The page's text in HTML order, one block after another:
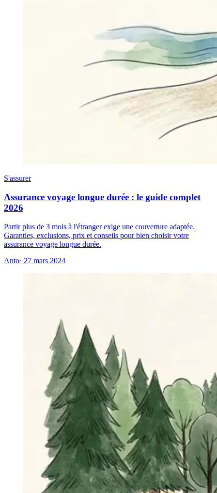
S'assurer
Assurance voyage longue durée : le guide complet
2026
Partir plus de 3 mois à l'étranger exige une couverture adaptée.
Garanties, exclusions, prix et conseils pour bien choisir votre
assurance voyage longue durée.
Anto· 27 mars 2024